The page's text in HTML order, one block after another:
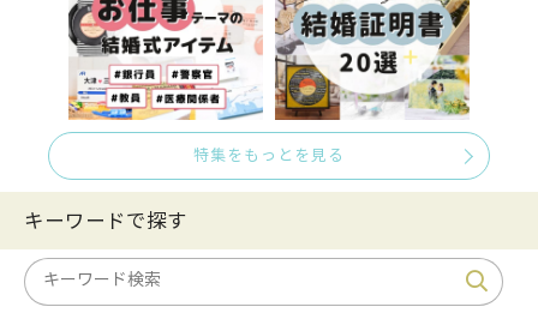
特集をもっとを見る
キーワードで探す